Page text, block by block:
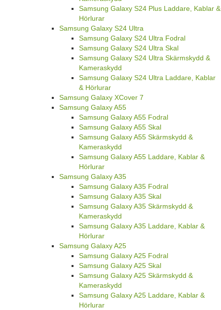
Samsung Galaxy S24 Plus Laddare, Kablar &
Hörlurar
Samsung Galaxy S24 Ultra
Samsung Galaxy S24 Ultra Fodral
Samsung Galaxy S24 Ultra Skal
Samsung Galaxy S24 Ultra Skärmskydd &
Kameraskydd
Samsung Galaxy S24 Ultra Laddare, Kablar
& Hörlurar
Samsung Galaxy XCover 7
Samsung Galaxy A55
Samsung Galaxy A55 Fodral
Samsung Galaxy A55 Skal
Samsung Galaxy A55 Skärmskydd &
Kameraskydd
Samsung Galaxy A55 Laddare, Kablar &
Hörlurar
Samsung Galaxy A35
Samsung Galaxy A35 Fodral
Samsung Galaxy A35 Skal
Samsung Galaxy A35 Skärmskydd &
Kameraskydd
Samsung Galaxy A35 Laddare, Kablar &
Hörlurar
Samsung Galaxy A25
Samsung Galaxy A25 Fodral
Samsung Galaxy A25 Skal
Samsung Galaxy A25 Skärmskydd &
Kameraskydd
Samsung Galaxy A25 Laddare, Kablar &
Hörlurar